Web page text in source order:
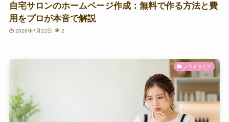
自宅サロンのホームページ作成：無料で作る方法と費
用をプロが本音で解説
2026年7月22日 2
ノマドライフ